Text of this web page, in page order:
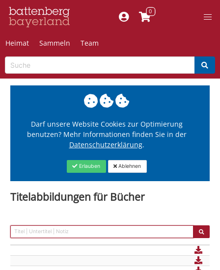
Heimat Sammeln Team
Darf unsere Website Cookies zur Optimierung
benutzen? Mehr Informationen finden Sie in der
Datenschutzerklärung.
Erlauben Ablehnen
Titelabbildungen für Bücher